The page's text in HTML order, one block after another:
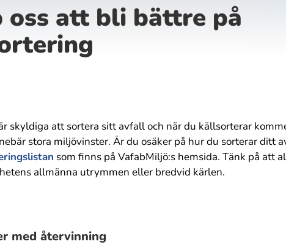
oss att bli bättre på
skyldiga att sortera sitt avfall och när du källsorterar
stora miljövinster. Är du osäker på hur du sorterar ditt
som finns på VafabMiljö:s hemsida. Tänk på att
allmänna utrymmen eller bredvid kärlen.
med återvinning